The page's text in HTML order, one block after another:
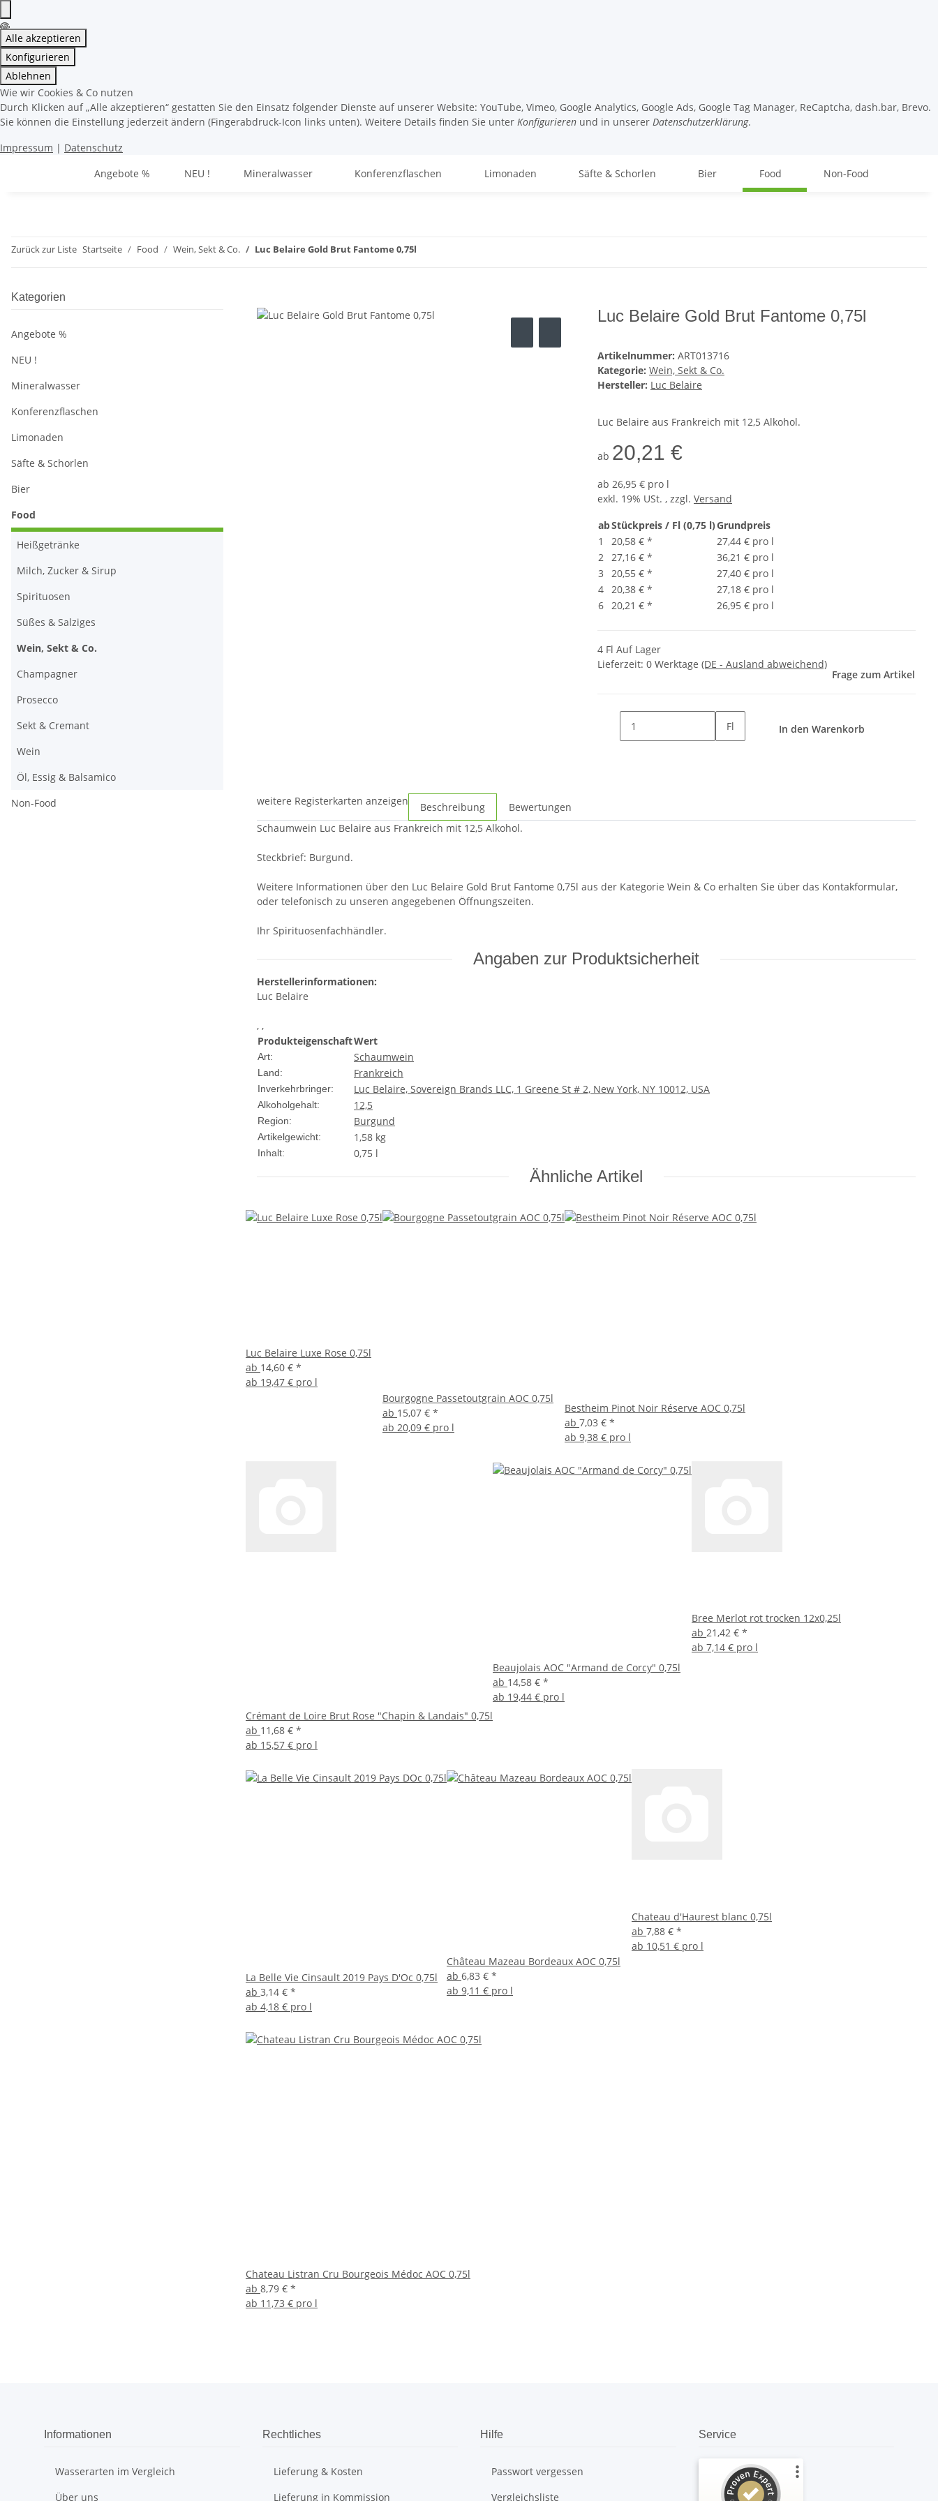
Alle akzeptieren
Konfigurieren
Ablehnen
Wie wir Cookies & Co nutzen
Durch Klicken auf „Alle akzeptieren“ gestatten Sie den Einsatz folgender Dienste auf unserer Website: YouTube, Vimeo, Google Analytics, Google Ads, Google Tag Manager, ReCaptcha, dash.bar, Brevo.
Sie können die Einstellung jederzeit ändern (Fingerabdruck-Icon links unten). Weitere Details finden Sie unter Konfigurieren und in unserer Datenschutzerklärung.
Impressum | Datenschutz
Angebote %
NEU ! Mineralwasser Konferenzflaschen Limonaden Säfte & Schorlen Bier Food Non-Food
Zurück zur Liste Startseite Food Wein, Sekt & Co. Luc Belaire Gold Brut Fantome 0,75l
Luc Belaire Gold Brut Fantome 0,75l
Artikelnummer: ART013716
Kategorie: Wein, Sekt & Co.
Hersteller: Luc Belaire
Luc Belaire aus Frankreich mit 12,5 Alkohol.
ab 20,21 €
ab 26,95 € pro l
exkl. 19% USt. , zzgl. Versand
abStückpreis / Fl (0,75 l)Grundpreis
1
20,58 € *
27,44 € pro l
2 27,16 € *
36,21 € pro l
3
20,55 € *
27,40 € pro l
4 20,38 € *
27,18 € pro l
6 20,21 € * 26,95 € pro l
4 Fl Auf Lager
Lieferzeit: 0 Werktage (DE - Ausland abweichend)
Frage zum Artikel
Fl In den Warenkorb
weitere Registerkarten anzeigen Beschreibung
Bewertungen
Schaumwein Luc Belaire aus Frankreich mit 12,5 Alkohol.
Steckbrief: Burgund.
Weitere Informationen über den Luc Belaire Gold Brut Fantome 0,75l aus der Kategorie Wein & Co erhalten Sie über das Kontakformular,
oder telefonisch zu unseren angegebenen Öffnungszeiten.
Ihr Spirituosenfachhändler.
Angaben zur Produktsicherheit
Herstellerinformationen:
Luc Belaire
, ,
ProdukteigenschaftWert
Art: Schaumwein
Land: Frankreich
Inverkehrbringer: Luc Belaire, Sovereign Brands LLC, 1 Greene St # 2, New York, NY 10012, USA
Alkoholgehalt: 12,5
Region: Burgund
Artikelgewicht: 1,58 kg
Inhalt: 0,75 l
Ähnliche Artikel
Luc Belaire Luxe Rose 0,75l
ab 14,60 € *
ab 19,47 € pro l
Bourgogne Passetoutgrain AOC 0,75l
ab 15,07 € *
ab 20,09 € pro l
Bestheim Pinot Noir Réserve AOC 0,75l
ab 7,03 € *
ab 9,38 € pro l
Crémant de Loire Brut Rose "Chapin & Landais" 0,75l
ab 11,68 € *
ab 15,57 € pro l
Beaujolais AOC "Armand de Corcy" 0,75l
ab 14,58 € *
ab 19,44 € pro l
Bree Merlot rot trocken 12x0,25l
ab 21,42 € *
ab 7,14 € pro l
La Belle Vie Cinsault 2019 Pays D'Oc 0,75l
ab 3,14 € *
ab 4,18 € pro l
Château Mazeau Bordeaux AOC 0,75l
ab 6,83 € *
ab 9,11 € pro l
Chateau d'Haurest blanc 0,75l
ab 7,88 € *
ab 10,51 € pro l
Chateau Listran Cru Bourgeois Médoc AOC 0,75l
ab 8,79 € *
ab 11,73 € pro l
Kategorien
Angebote %
NEU !
Mineralwasser
Konferenzflaschen
Limonaden
Säfte & Schorlen
Bier
Food
Heißgetränke
Milch, Zucker & Sirup
Spirituosen
Süßes & Salziges
Wein, Sekt & Co.
Champagner
Prosecco
Sekt & Cremant
Wein
Öl, Essig & Balsamico
Non-Food
Informationen
Wasserarten im Vergleich
Über uns
Rechtliches
Lieferung & Kosten
Lieferung in Kommission
Hilfe
Passwort vergessen
Vergleichsliste
Service